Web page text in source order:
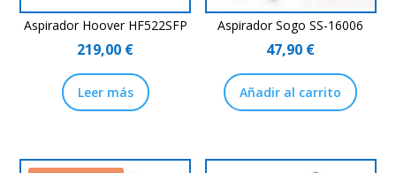
Aspirador Hoover HF522SFP
219,00 €
Leer más
Aspirador Sogo SS-16006
47,90 €
Añadir al carrito